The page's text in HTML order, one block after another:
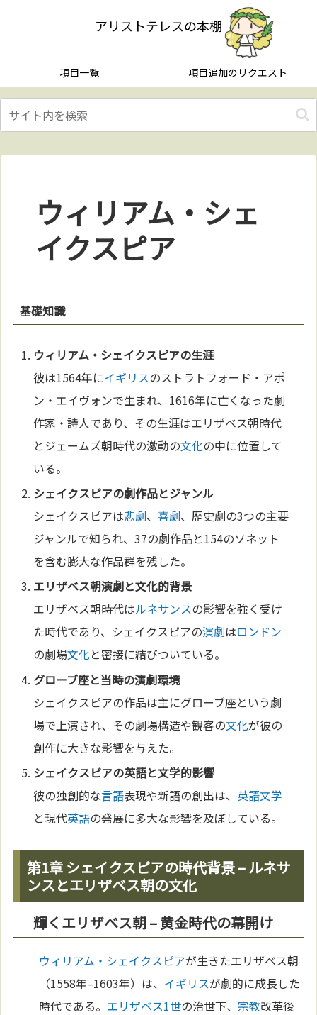
アリストテレスの本棚
項目一覧 項目追加のリクエスト
ウィリアム・シェ
イクスピア
基礎知識
ウィリアム・シェイクスピアの生涯
彼は1564年にイギリスのストラトフォード・アポ
ン・エイヴォンで生まれ、1616年に亡くなった劇
作家・詩人であり、その生涯はエリザベス朝時代
とジェームズ朝時代の激動の文化の中に位置して
いる。
シェイクスピアの劇作品とジャンル
シェイクスピアは悲劇、喜劇、歴史劇の3つの主要
ジャンルで知られ、37の劇作品と154のソネット
を含む膨大な作品群を残した。
エリザベス朝演劇と文化的背景
エリザベス朝時代はルネサンスの影響を強く受け
た時代であり、シェイクスピアの演劇はロンドン
の劇場文化と密接に結びついている。
グローブ座と当時の演劇環境
シェイクスピアの作品は主にグローブ座という劇
場で上演され、その劇場構造や観客の文化が彼の
創作に大きな影響を与えた。
シェイクスピアの英語と文学的影響
彼の独創的な言語表現や新語の創出は、 英語文学
と現代英語の発展に多大な影響を及ぼしている。
第1章 シェイクスピアの時代背景 – ルネサ
ンスとエリザベス朝の文化
輝くエリザベス朝 – 黄金時代の幕開け
ウィリアム・シェイクスピアが生きたエリザベス朝
（1558年–1603年）は、 イギリスが劇的に成長した
時代である。 エリザベス1世の治世下、 宗教改革後